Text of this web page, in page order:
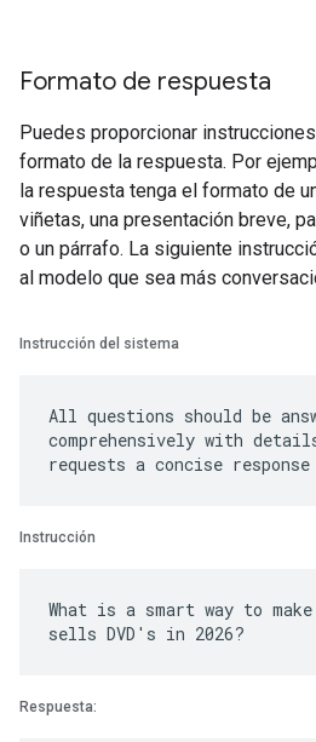
Formato de respuesta
Puedes proporcionar
formato de la respuesta. Por
la respuesta tenga el formato de
viñetas, una presentación breve,
o un párrafo. La siguiente
al modelo que sea más
Instrucción del sistema
All questions should be
comprehensively with
Instrucción
What is a smart way to
Respuesta: